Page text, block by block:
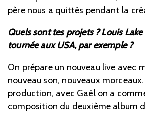
père nous a quittés pendant la
Quels sont tes projets ? Louis
tournée aux USA, par exemple ?
On prépare un nouveau live avec
nouveau son, nouveaux
production, avec Gaël on a
composition du deuxième album